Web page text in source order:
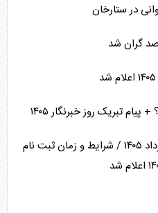
جدیدترین پیش فروش سایپا مرداد ۱۴۰۵ / شرایط و زمان ثبت نام